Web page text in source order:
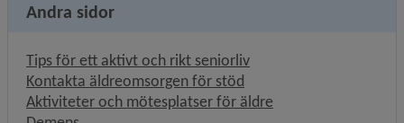
Andra sidor
Tips för ett aktivt och rikt seniorliv
Kontakta äldreomsorgen för stöd
Aktiviteter och mötesplatser för äldre